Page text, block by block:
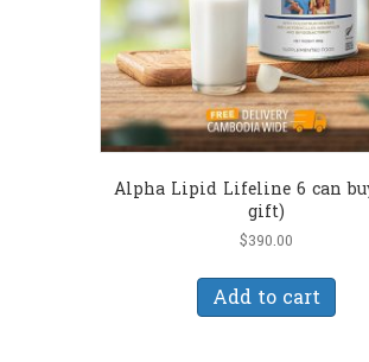
Alpha Lipid Lifeline 6 can
gift)
$390.00
Add to cart